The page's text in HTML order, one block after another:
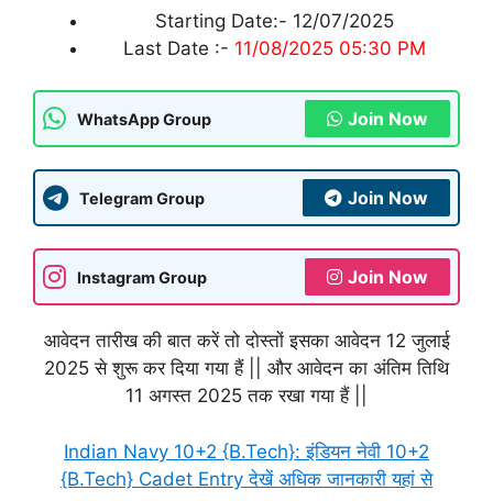
Starting Date:- 12/07/2025
Last Date :- 11/08/2025 05:30 PM
WhatsApp Group Join Now
Telegram Group Join Now
Instagram Group Join Now
आवेदन तारीख की बात करें तो दोस्तों इसका आवेदन 12 जुलाई
2025 से शुरू कर दिया गया हैं || और आवेदन का अंतिम तिथि
11 अगस्त 2025 तक रखा गया हैं ||
Indian Navy 10+2 {B.Tech}: इंडियन नेवी 10+2
{B.Tech} Cadet Entry देखें अधिक जानकारी यहां से